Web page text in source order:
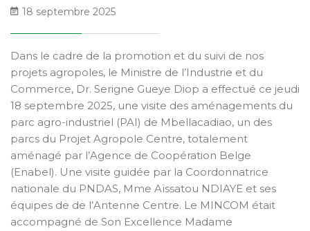
18 septembre 2025
Dans le cadre de la promotion et du suivi de nos
projets agropoles, le Ministre de l’Industrie et du
Commerce, Dr. Serigne Gueye Diop a effectué ce jeudi
18 septembre 2025, une visite des aménagements du
parc agro-industriel (PAI) de Mbellacadiao, un des
parcs du Projet Agropole Centre, totalement
aménagé par l’Agence de Coopération Belge
(Enabel). Une visite guidée par la Coordonnatrice
nationale du PNDAS, Mme Aïssatou NDIAYE et ses
équipes de de l’Antenne Centre. Le MINCOM était
accompagné de Son Excellence Madame